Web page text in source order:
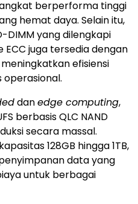
berperforma tinggi
hemat daya. Selain itu,
DIMM yang dilengkapi
ECC juga tersedia dengan
efisiensi
danedge computing,
berbasis QLC NAND
secara massal.
128GB hingga 1TB,
data yang
untuk berbagai